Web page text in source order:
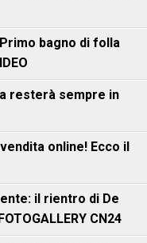
bagno di folla
resterà sempre in
online! Ecco il
il rientro di De
CN24